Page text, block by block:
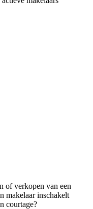
of verkopen van een
makelaar inschakelt
courtage?